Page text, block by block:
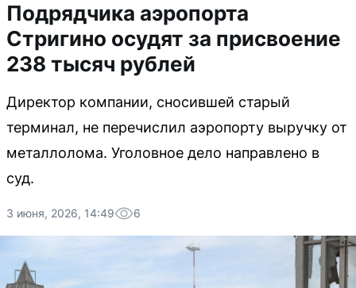
Подрядчика аэропорта
Стригино осудят за присвоение
238 тысяч рублей
Директор компании, сносившей старый
терминал, не перечислил аэропорту выручку от
металлолома. Уголовное дело направлено в
суд.
3 июня, 2026, 14:49 6